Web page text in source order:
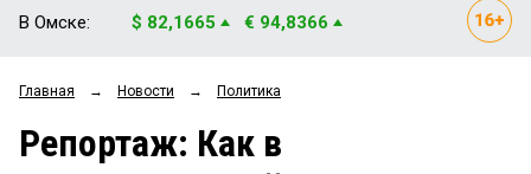
ОБЩЕСТВО
ЗАКОН
В Омске: $ 82,1665 € 94,8366
Главная → Новости → Политика
Репортаж: Как в